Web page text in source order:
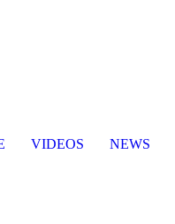
VIDEOS NEWS